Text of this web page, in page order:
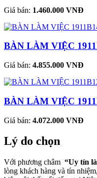
Giá bán: 1.460.000 VNĐ
BÀN LÀM VIỆC
Giá bán: 4.855.000 VNĐ
BÀN LÀM VIỆC
Giá bán: 4.072.000 VNĐ
Lý do chọn
Với phương châm “Uy tín
lòng khách hàng và tín